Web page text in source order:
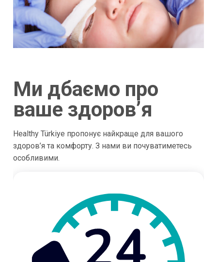
Ми дбаємо про
ваше здоров’я
Healthy Türkiye пропонує найкраще для вашого
здоров’я та комфорту. З нами ви почуватиметесь
особливими.